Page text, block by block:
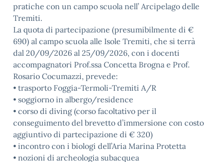
pratiche con un campo scuola nell’ Arcipelago delle
Tremiti.
La quota di partecipazione (presumibilmente di €
690) al campo scuola alle Isole Tremiti, che si terrà
dal 20/09/2026 al 25/09/2026, con i docenti
accompagnatori Prof.ssa Concetta Brogna e Prof.
Rosario Cocumazzi, prevede:
• trasporto Foggia-Termoli-Tremiti A/R
• soggiorno in albergo/residence
• corso di diving (corso facoltativo per il
conseguimento del brevetto d’immersione con costo
aggiuntivo di partecipazione di € 320)
• incontro con i biologi dell’Aria Marina Protetta
• nozioni di archeologia subacquea